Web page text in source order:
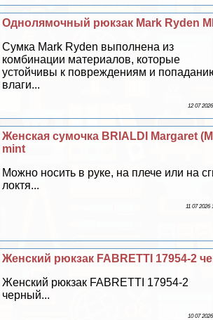
Однолямочный рюкзак Mark Ryden
Сумка Mark Ryden выполнена из
комбинации материалов, которые
устойчивы к повреждениям и
влаги...
12 07
Женская сумочка BRIALDI Margaret
mint
Можно носить в руке, на плече или на
локтя...
11 07 2026
Женский рюкзак FABRETTI 17954-2
Женский рюкзак FABRETTI 17954-2
черный...
10 07